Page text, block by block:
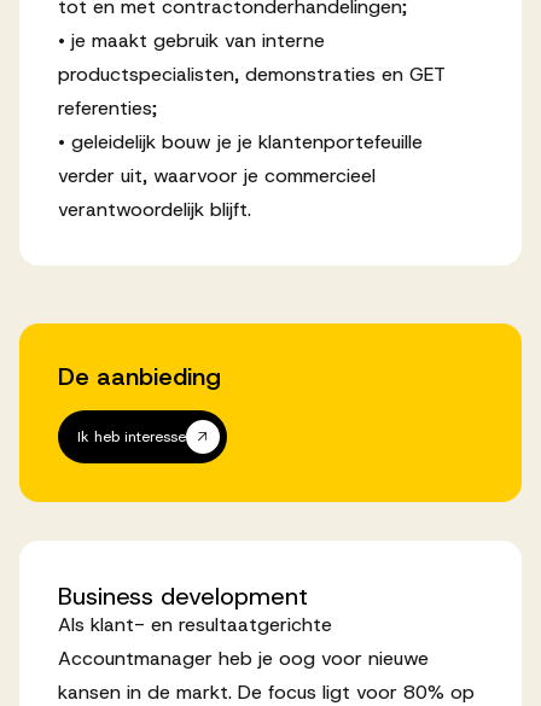
tot en met contractonderhandelingen;
• je maakt gebruik van interne
productspecialisten, demonstraties en GET
referenties;
• geleidelijk bouw je je klantenportefeuille
verder uit, waarvoor je commercieel
verantwoordelijk blijft.
De aanbieding
Ik heb interesse
Business development
Als klant- en resultaatgerichte
Accountmanager heb je oog voor nieuwe
kansen in de markt. De focus ligt voor 80% op